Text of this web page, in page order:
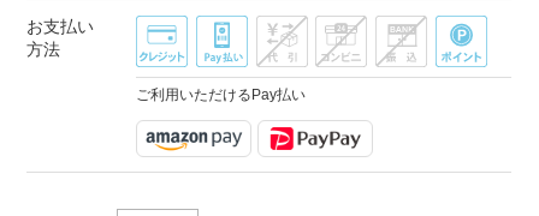
お支払い
方法
ご利用いただけるPay払い